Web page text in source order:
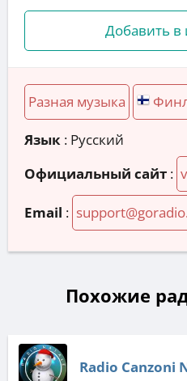
Добавить в
Разная музыка
Язык : Русский
Официальный сайт :
Email :
Похожие
Radio Canzoni